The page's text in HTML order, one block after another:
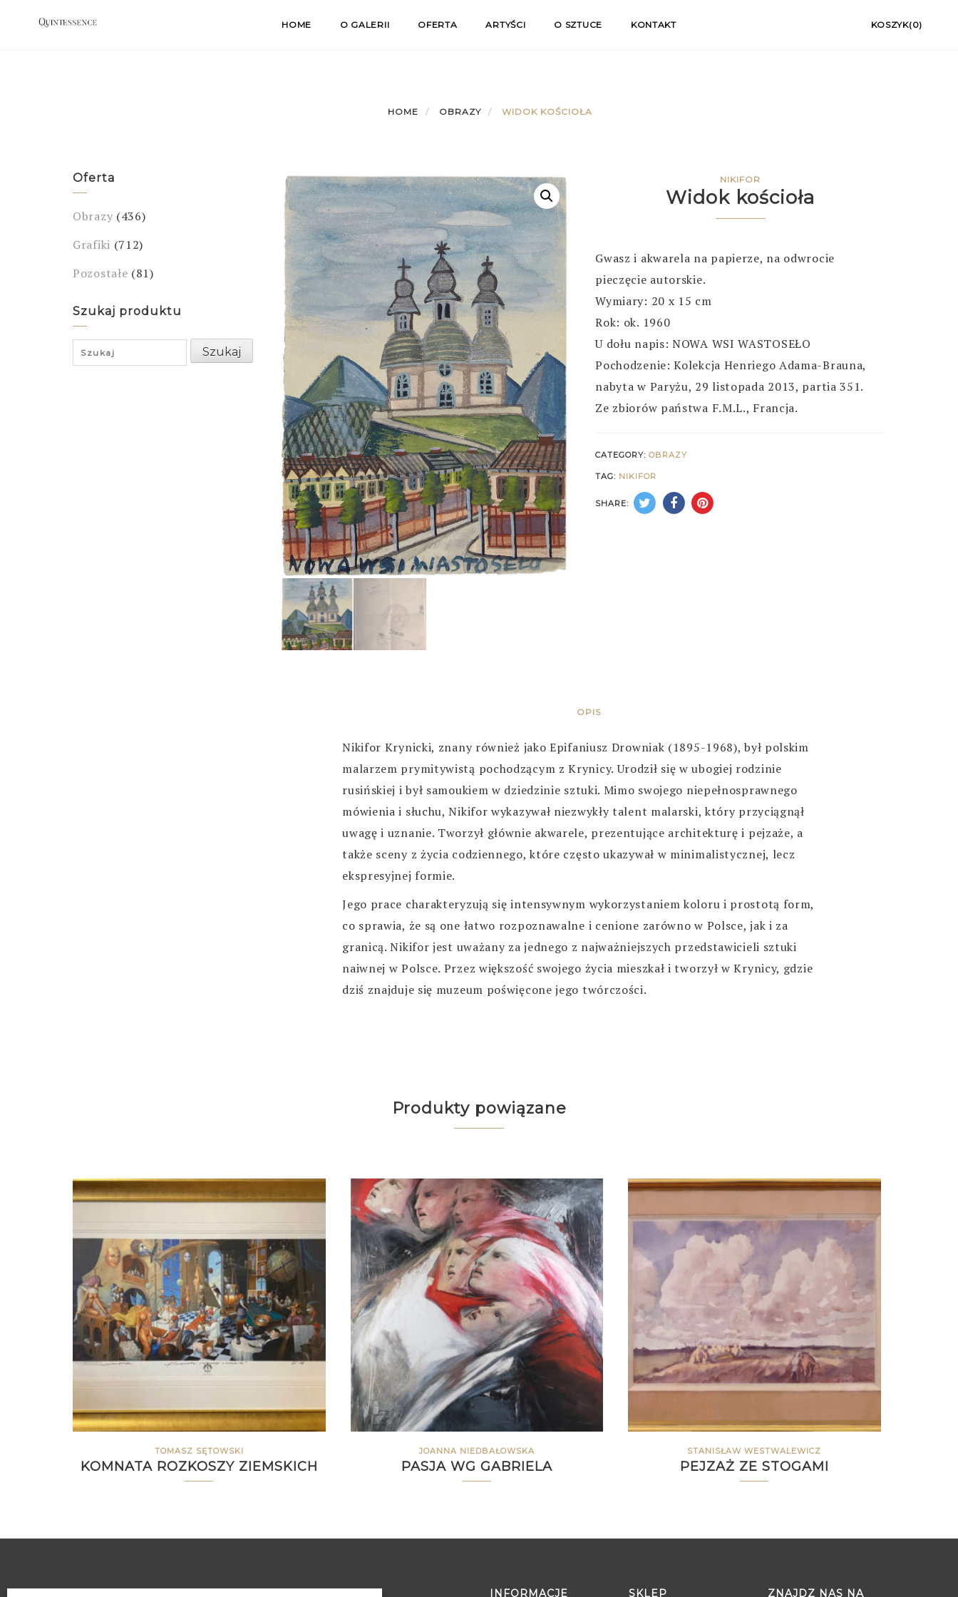
HOME O GALERII OFERTA ARTYŚCI O SZTUCE KONTAKT KOSZYK(0)
HOME OBRAZY WIDOK KOŚCIOŁA
NIKIFOR
Widok kościoła
Gwasz i akwarela na papierze, na odwrocie
pieczęcie autorskie.
Wymiary: 20 x 15 cm
Rok: ok. 1960
U dołu napis: NOWA WSI WASTOSEŁO
Pochodzenie:Kolekcja Henriego Adama-Brauna,
nabyta w Paryżu, 29 listopada 2013, partia 351.
Ze zbiorów państwa F.M.L., Francja.
CATEGORY:OBRAZY
TAG: NIKIFOR
SHARE:
OPIS
Nikifor Krynicki, znany również jako Epifaniusz Drowniak (1895-1968), był polskim
malarzem prymitywistą pochodzącym z Krynicy. Urodził się w ubogiej rodzinie
rusińskiej i był samoukiem w dziedzinie sztuki. Mimo swojego niepełnosprawnego
mówienia i słuchu, Nikifor wykazywał niezwykły talent malarski, który przyciągnął
uwagę i uznanie. Tworzył głównie akwarele, prezentujące architekturę i pejzaże, a
także sceny z życia codziennego, które często ukazywał w minimalistycznej, lecz
ekspresyjnej formie.
Jego prace charakteryzują się intensywnym wykorzystaniem koloru i prostotą form,
co sprawia, że są one łatwo rozpoznawalne i cenione zarówno w Polsce, jak i za
granicą. Nikifor jest uważany za jednego z najważniejszych przedstawicieli sztuki
naiwnej w Polsce. Przez większość swojego życia mieszkał i tworzył w Krynicy, gdzie
dziś znajduje się muzeum poświęcone jego twórczości.
Oferta
Obrazy (436)
Grafiki (712)
Pozostałe (81)
Szukaj produktu
Search
for:
Szukaj
Produkty powiązane
TOMASZ SĘTOWSKI
KOMNATA ROZKOSZY ZIEMSKICH
JOANNA NIEDBAŁOWSKA
PASJA WG GABRIELA
STANISŁAW WESTWALEWICZ
PEJZAŻ ZE STOGAMI
INFORMACJE SKLEP ZNAJDZ NAS NA